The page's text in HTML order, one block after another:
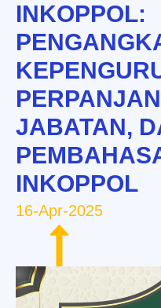
INKOPPOL:
JABATAN,
INKOPPOL
16-Apr-2025